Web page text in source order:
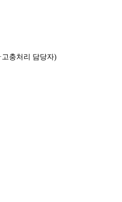
충처리 담당자)